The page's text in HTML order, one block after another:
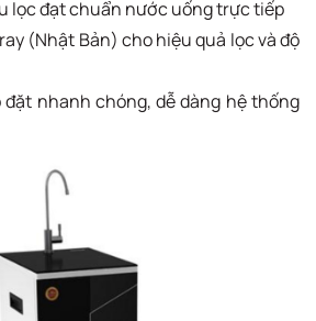
lọc đạt chuẩn nước uống trực tiếp
(Nhật Bản) cho hiệu quả lọc và độ
nhanh chóng, dễ dàng hệ thống